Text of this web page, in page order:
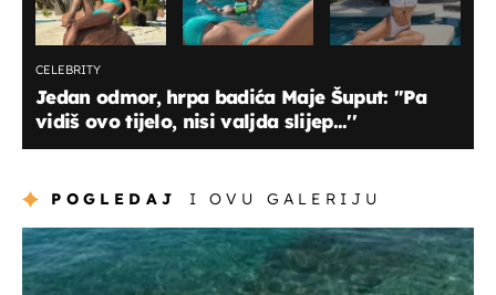
CELEBRITY
Jedan odmor, hrpa badića Maje Šuput: ''Pa
vidiš ovo tijelo, nisi valjda slijep...''
POGLEDAJ I OVU GALERIJU